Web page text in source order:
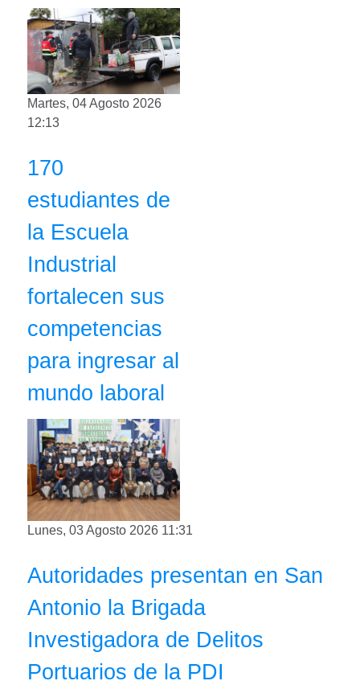
Martes, 04 Agosto 2026
12:13
170
estudiantes de
la Escuela
Industrial
fortalecen sus
competencias
para ingresar al
mundo laboral
Lunes, 03 Agosto 2026 11:31
Autoridades presentan en San
Antonio la Brigada
Investigadora de Delitos
Portuarios de la PDI